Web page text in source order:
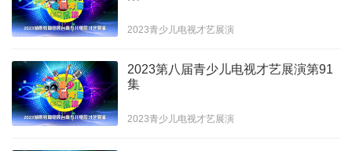
2023青少儿电视才艺展演
2023第八届青少儿电视才艺展演第91
集
2023青少儿电视才艺展演